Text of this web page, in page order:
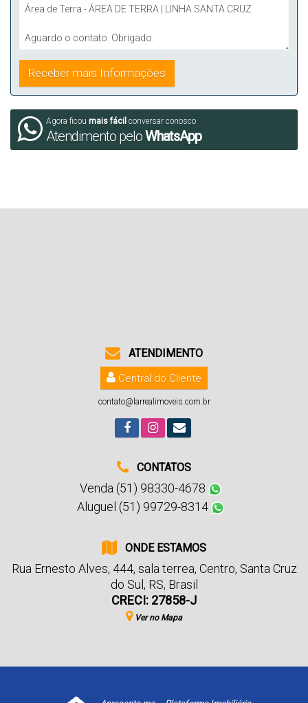
Agora ficou mais fácil conversar conosco
Atendimento peloWhatsApp
ATENDIMENTO
Central do Cliente
contato@larrealimoveis.com.br
CONTATOS
Venda (51) 98330-4678
Aluguel (51) 99729-8314
ONDE ESTAMOS
Rua Ernesto Alves, 444, sala terrea, Centro, Santa Cruz
do Sul , RS, Brasil
CRECI: 27858-J
Ver no Mapa